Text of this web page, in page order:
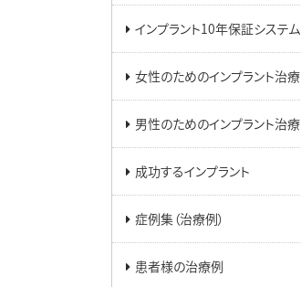
インプラント10年保証システム
女性のためのインプラント治療
男性のためのインプラント治療
成功するインプラント
症例集（治療例）
患者様の治療例